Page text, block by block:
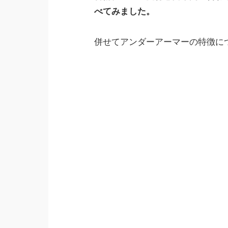
べてみました。
併せてアンダーアーマーの特徴に